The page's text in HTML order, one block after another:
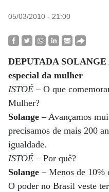
05/03/2010 - 21:00
DEPUTADA
especial da mulher
ISTOÉ– O que
Mulher?
Solange– Avançamos
precisamos de mais 200
igualdade.
ISTOÉ– Por quê?
Solange– Menos de 10%
O poder no Brasil veste